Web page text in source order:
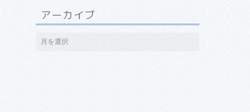
アーカイブ